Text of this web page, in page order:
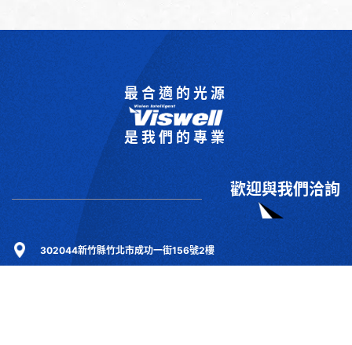
最合適的光源
是我們的專業
歡迎與我們洽詢
302044新竹縣竹北市成功一街156號2樓